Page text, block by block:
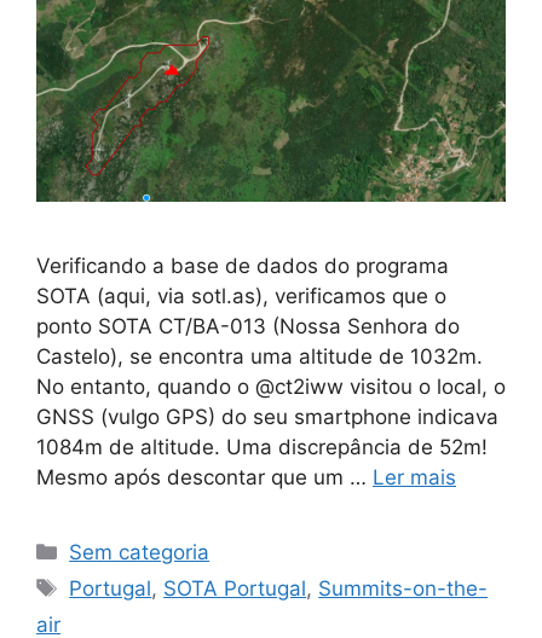
Verificando a base de dados do programa
SOTA (aqui, via sotl.as), verificamos que o
ponto SOTA CT/BA-013 (Nossa Senhora do
Castelo), se encontra uma altitude de 1032m.
No entanto, quando o @ct2iww visitou o local, o
GNSS (vulgo GPS) do seu smartphone indicava
1084m de altitude. Uma discrepância de 52m!
Mesmo após descontar que um … Ler mais
Categorias
Sem categoria
Etiquetas
Portugal, SOTA Portugal, Summits-on-the-
air